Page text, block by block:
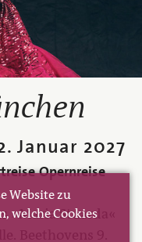
Januar 2027
Opernreise
Stuarda«
Beethovens 9.
Website zu
welche Cookies